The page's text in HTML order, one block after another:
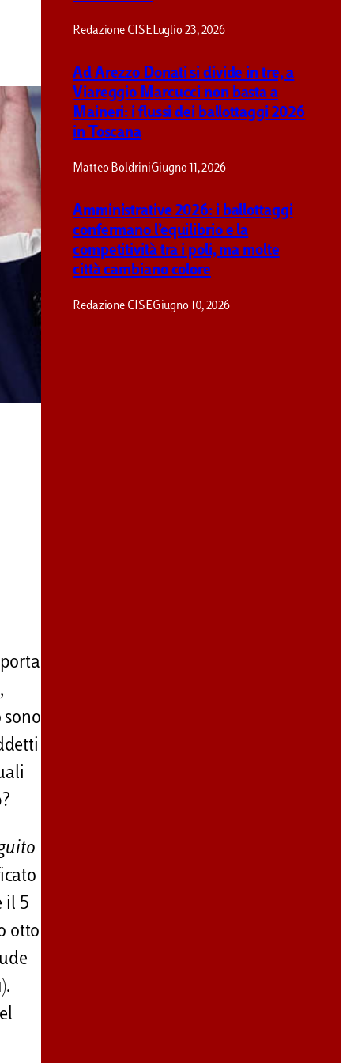
sono
il 5
otto
Redazione CISE Luglio 23, 2026
Ad Arezzo Donati si divide in tre, a
Viareggio Marcucci non basta a
Maineri: i flussi dei ballottaggi 2026
in Toscana
Matteo BoldriniGiugno 11, 2026
Amministrative 2026: i ballottaggi
confermano l’equilibrio e la
competitività tra i poli, ma molte
città cambiano colore
Redazione CISEGiugno 10, 2026